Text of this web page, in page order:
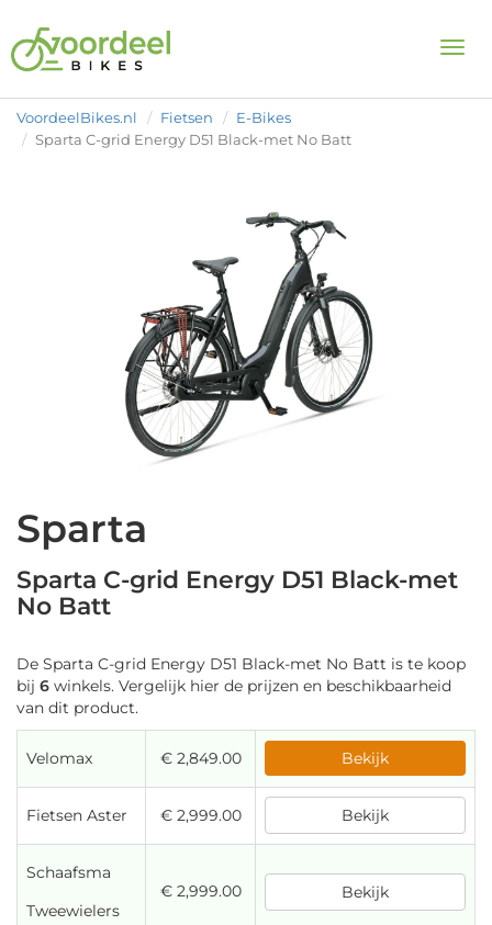
VoordeelBikes.nl Fietsen
E-Bikes
Sparta C-grid Energy D51 Black-met No Batt
Sparta
Sparta C-grid Energy D51 Black-met
No Batt
De Sparta C-grid Energy D51 Black-met No Batt is te koop
bij 6 winkels. Vergelijk hier de prijzen en beschikbaarheid
van dit product.
Velomax € 2,849.00 Bekijk
Fietsen Aster € 2,999.00 Bekijk
Schaafsma
Tweewielers
€ 2,999.00 Bekijk